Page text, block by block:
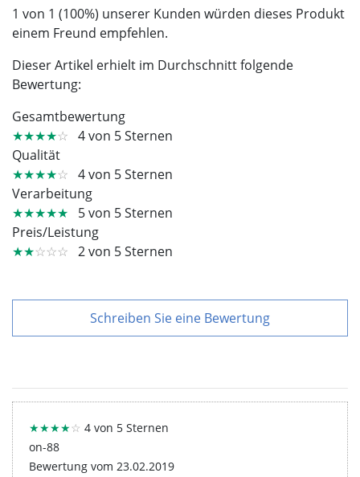
1 von 1 (100%) unserer Kunden würden dieses Produkt
einem Freund empfehlen.
Dieser Artikel erhielt im Durchschnitt folgende
Bewertung:
Gesamtbewertung
★★★★☆ 4 von 5 Sternen
Qualität
★★★★☆ 4 von 5 Sternen
Verarbeitung
★★★★★ 5 von 5 Sternen
Preis/Leistung
★★☆☆☆ 2 von 5 Sternen
Schreiben Sie eine Bewertung
★★★★☆ 4 von 5 Sternen
on-88
Bewertung vom 23.02.2019